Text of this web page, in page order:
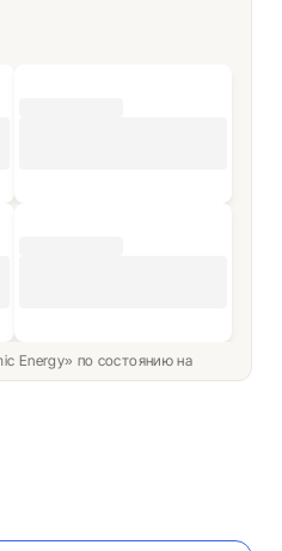
Energy» по состоянию на